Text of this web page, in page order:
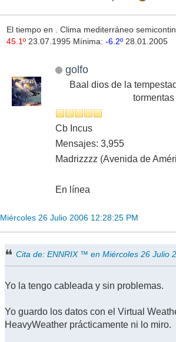
El tiempo en . Clima mediterráneo
45.1º23.07.1995 Mínima: -6.2º28.01.2005
golfo
Baal dios de la
tormentas
Cb Incus
Mensajes: 3,955
Madrizzzz (Avenida de
En línea
Miércoles 26 Julio 2006 12:28:25 PM
Cita de: ENNRIX ™ en Miércoles 26 Julio
Yo la tengo cableada y sin problemas.
Yo guardo los datos con el Virtual
HeavyWeather prácticamente ni lo miro.